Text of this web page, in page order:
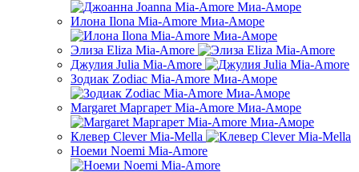
Илона Ilona Mia-Amore Миа-Аморе
Элиза Eliza Mia-Amore
Джулия Julia Mia-Amore
Зодиак Zodiac Mia-Amore Миа-Аморе
Margaret Маргарет Mia-Amore Миа-Аморе
Клевер Clever Mia-Mella
Ноеми Noemi Mia-Amore